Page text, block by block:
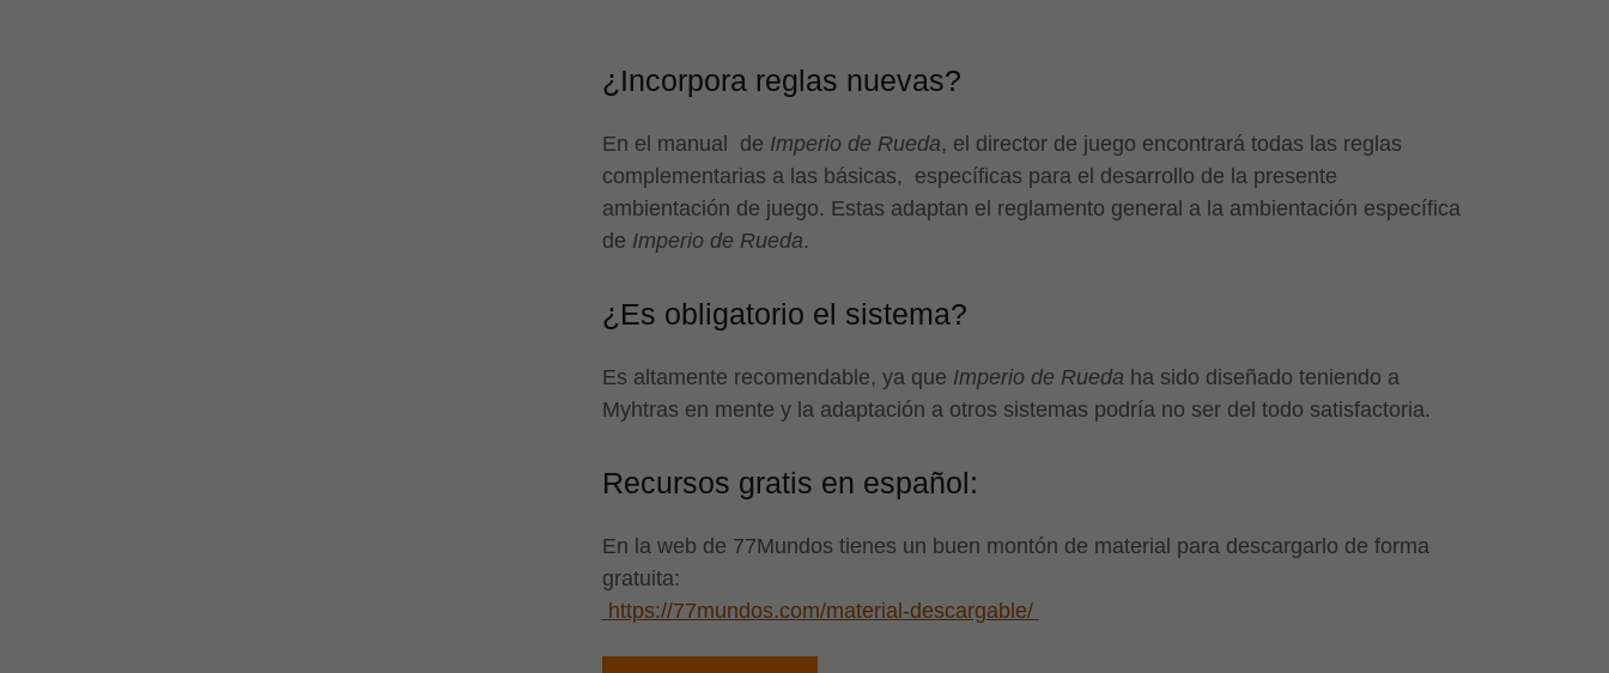
¿Incorpora reglas nuevas?
En el manual de Imperio de Rueda, el director de juego encontrará todas las reglas
complementarias a las básicas, específicas para el desarrollo de la presente
ambientación de juego. Estas adaptan el reglamento general a la ambientación específica
de Imperio de Rueda.
¿Es obligatorio el sistema?
Es altamente recomendable, ya que Imperio de Rueda ha sido diseñado teniendo a
Myhtras en mente y la adaptación a otros sistemas podría no ser del todo satisfactoria.
Recursos gratis en español:
En la web de 77Mundos tienes un buen montón de material para descargarlo de forma
gratuita:
https://77mundos.com/material-descargable/